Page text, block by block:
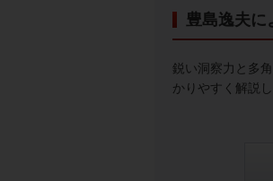
豊島逸夫に
鋭い洞察力と多
かりやすく解説
金
シリ
純金上場信
転換（交
豊島逸夫に
ヒスト